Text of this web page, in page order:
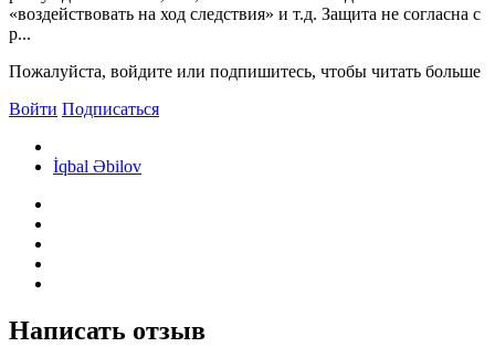
«воздействовать на ход следствия» и т.д. Защита не согласна с
р...
Пожалуйста, войдите или подпишитесь, чтобы читать больше
Войти Подписаться
İqbal Əbilov
Написать отзыв